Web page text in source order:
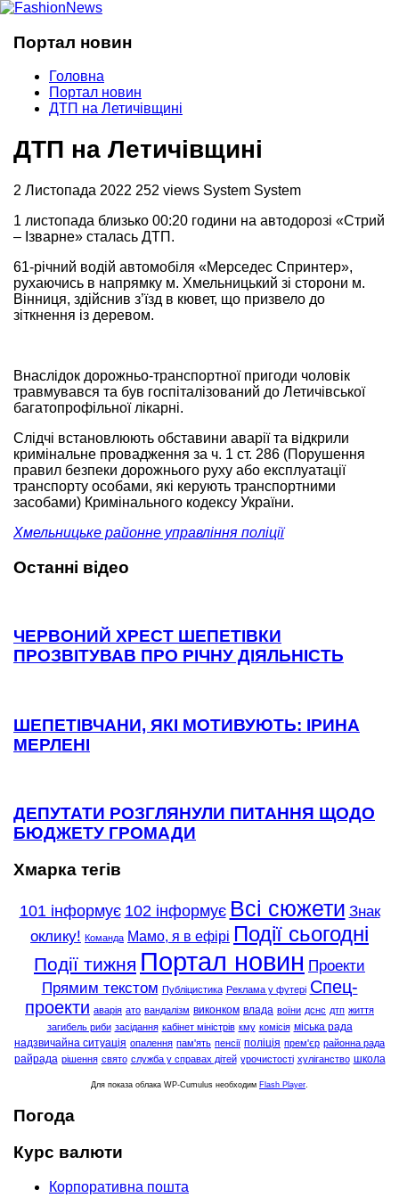
Портал новин
Головна
Портал новин
ДТП на Летичівщині
ДТП на Летичівщині
2 Листопада 2022 252 views System System
1 листопада близько 00:20 години на автодорозі «Стрий
– Ізварне» сталась ДТП.
61-річний водій автомобіля «Мерседес Спринтер»,
рухаючись в напрямку м. Хмельницький зі сторони м.
Вінниця, здійснив з’їзд в кювет, що призвело до
зіткнення із деревом.
Внаслідок дорожньо-транспортної пригоди чоловік
травмувався та був госпіталізований до Летичівської
багатопрофільної лікарні.
Слідчі встановлюють обставини аварії та відкрили
кримінальне провадження за ч. 1 ст. 286 (Порушення
правил безпеки дорожнього руху або експлуатації
транспорту особами, які керують транспортними
засобами) Кримінального кодексу України.
Хмельницьке районне управління поліції
Останні відео
ЧЕРВОНИЙ ХРЕСТ ШЕПЕТІВКИ
ПРОЗВІТУВАВ ПРО РІЧНУ ДІЯЛЬНІСТЬ
ШЕПЕТІВЧАНИ, ЯКІ МОТИВУЮТЬ: ІРИНА
МЕРЛЕНІ
ДЕПУТАТИ РОЗГЛЯНУЛИ ПИТАННЯ ЩОДО
БЮДЖЕТУ ГРОМАДИ
Хмарка тегів
101 інформує 102 інформує Всі сюжети Знак
оклику! Команда Мамо, я в ефірі Події сьогодні
Події тижня Портал новин Проекти
Прямим текстом Публіцистика Реклама у футері Спец-
проекти аварія ато вандалізм виконком влада воїни дснс дтп життя
загибель риби засідання кабінет міністрів кму комісія міська рада
надзвичайна ситуація опалення пам'ять пенсії поліція прем'єр районна рада
райрада рішення свято служба у справах дітей урочистості хуліганство школа
Для показа облака WP-Cumulus необходим Flash Player.
Погода
Курс валюти
Корпоративна пошта